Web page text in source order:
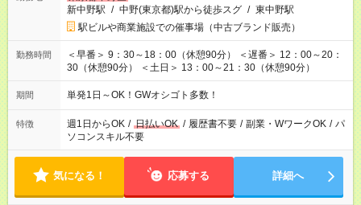
新中野駅 / 中野(東京都)駅から徒歩スグ / 東中野駅
駅ビルや商業施設での催事場（中古ブランド販売）
勤務時間
＜早番＞ 9：30～18：00（休憩90分） ＜遅番＞ 12：00～20：
30（休憩90分） ＜土日＞ 13：00～21：30（休憩90分）
期間 単発1日～OK！GWオシゴト多数！
特徴 週1日からOK / 日払いOK / 履歴書不要 / 副業・WワークOK / パ
ソコンスキル不要
気になる！ 応募する 詳細へ